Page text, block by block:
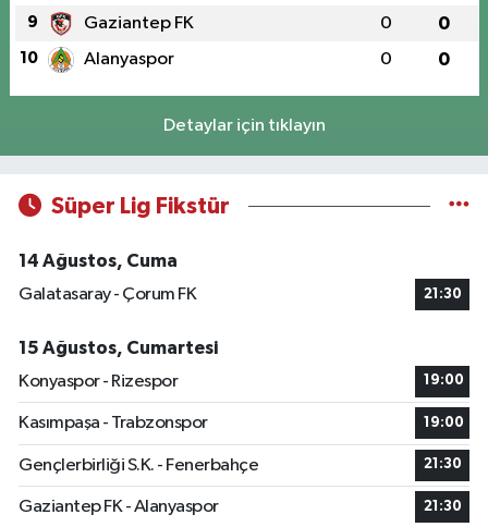
9 Gaziantep FK 0 0
10 Alanyaspor 0 0
Detaylar için tıklayın
Süper Lig Fikstür
14 Ağustos, Cuma
Galatasaray - Çorum FK
21:30
15 Ağustos, Cumartesi
Konyaspor - Rizespor
19:00
Kasımpaşa - Trabzonspor 19:00
Gençlerbirliği S.K. - Fenerbahçe 21:30
Gaziantep FK - Alanyaspor 21:30